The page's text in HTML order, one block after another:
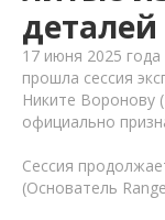
деталей
17 июня 2025
прошла сессия
Никите Воронову
официально
Сессия
(Основатель